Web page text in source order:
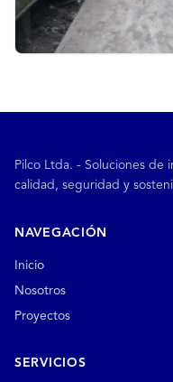
Pilco Ltda. - Soluciones de
calidad, seguridad y
NAVEGACIÓN
Inicio
Nosotros
Proyectos
SERVICIOS